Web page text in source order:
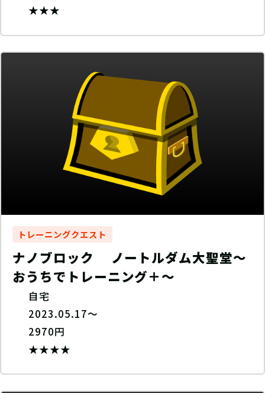
★★★
トレーニングクエスト
ナノブロック ノートルダム大聖堂〜
おうちでトレーニング＋〜
自宅
2023.05.17～
2970円
★★★★